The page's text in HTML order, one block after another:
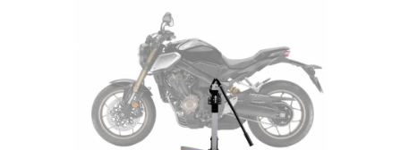
NÁPLNĚ A KAPALINY
NÁHRADNÍ DÍLY